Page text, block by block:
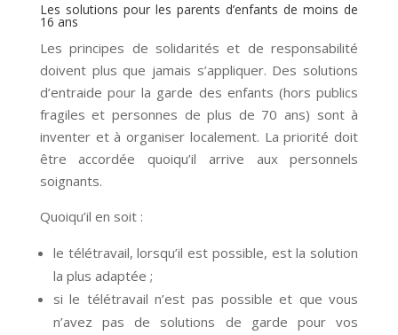
Les solutions pour les parents d’enfants de moins de
16 ans
Les principes de solidarités et de responsabilité
doivent plus que jamais s’appliquer. Des solutions
d’entraide pour la garde des enfants (hors publics
fragiles et personnes de plus de 70 ans) sont à
inventer et à organiser localement. La priorité doit
être accordée quoiqu’il arrive aux personnels
soignants.
Quoiqu’il en soit :
le télétravail, lorsqu’il est possible, est la solution
la plus adaptée ;
si le télétravail n’est pas possible et que vous
n’avez pas de solutions de garde pour vos